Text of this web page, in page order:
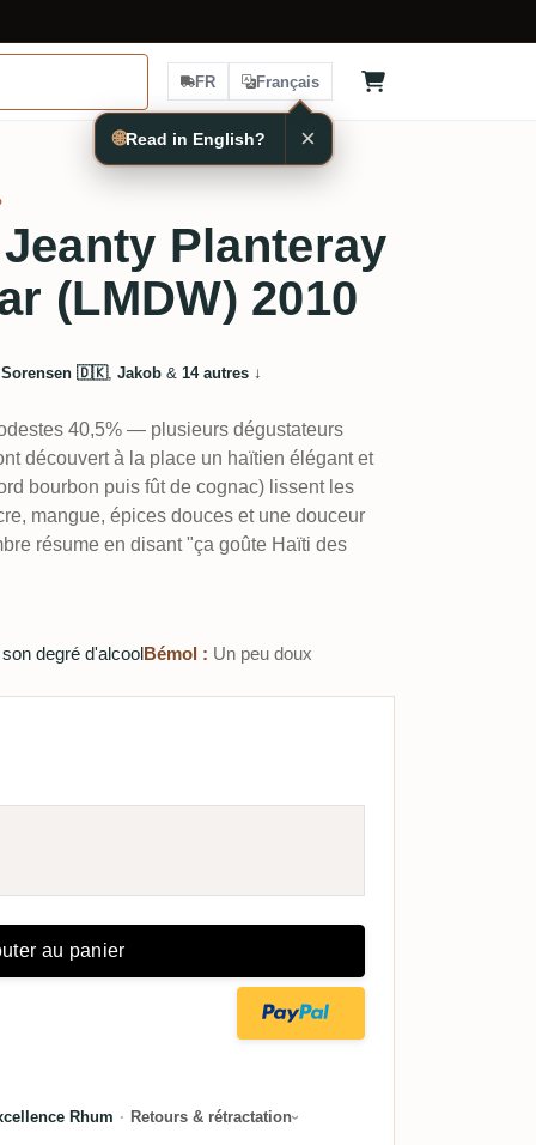
FR Français
Planteray
(LMDW) 2010
Sorensen 🇩🇰, Jakob& 14 autres↓
40,5% — plusieurs dégustateurs
découvert à la place un haïtien élégant et
bourbon puis fût de cognac) lissent les
mangue, épices douces et une douceur
résume en disant "ça goûte Haïti des
degré d'alcool Bémol : Un peu doux
au panier
Rhum · Retours & rétractation
🌐Read in English? ×